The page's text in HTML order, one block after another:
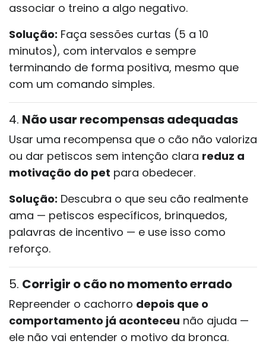
associar o treino a algo negativo.
Solução: Faça sessões curtas (5 a 10
minutos), com intervalos e sempre
terminando de forma positiva, mesmo que
com um comando simples.
4. Não usar recompensas adequadas
Usar uma recompensa que o cão não valoriza
ou dar petiscos sem intenção clara reduz a
motivação do pet para obedecer.
Solução: Descubra o que seu cão realmente
ama — petiscos específicos, brinquedos,
palavras de incentivo — e use isso como
reforço.
5. Corrigir o cão no momento errado
Repreender o cachorro depois que o
comportamento já aconteceu não ajuda —
ele não vai entender o motivo da bronca.